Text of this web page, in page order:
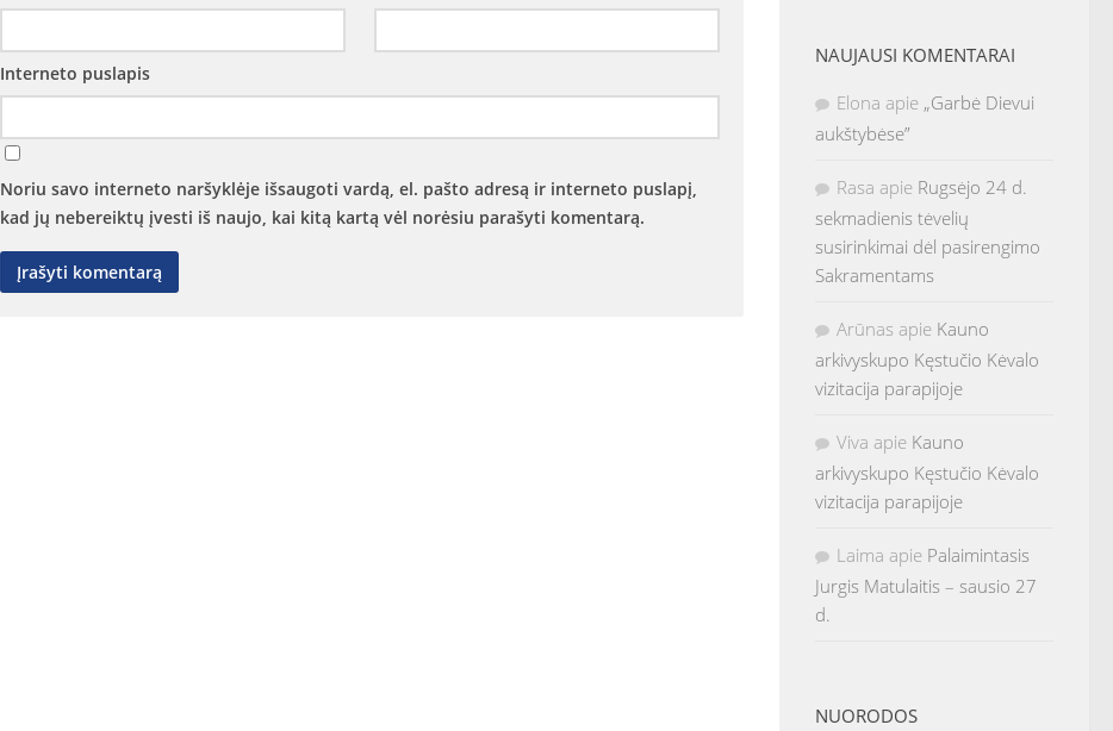
Interneto puslapis
Noriu savo interneto naršyklėje išsaugoti vardą, el. pašto adresą ir interneto puslapį,
kad jų nebereiktų įvesti iš naujo, kai kitą kartą vėl norėsiu parašyti komentarą.
NAUJAUSI KOMENTARAI
Elona apie „Garbė Dievui
aukštybėse”
Rasa apie Rugsėjo 24 d.
sekmadienis tėvelių
susirinkimai dėl pasirengimo
Sakramentams
Arūnas apie Kauno
arkivyskupo Kęstučio Kėvalo
vizitacija parapijoje
Viva apie Kauno
arkivyskupo Kęstučio Kėvalo
vizitacija parapijoje
Laima apie Palaimintasis
Jurgis Matulaitis – sausio 27
d.
NUORODOS